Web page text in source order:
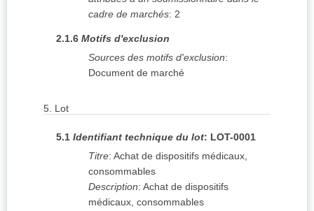
cadre de marchés: 2
2.1.6 Motifs d'exclusion
Sources des motifs d'exclusion:
Document de marché
5. Lot
5.1 Identifiant technique du lot: LOT-0001
Titre: Achat de dispositifs médicaux,
consommables
Description: Achat de dispositifs
médicaux, consommables